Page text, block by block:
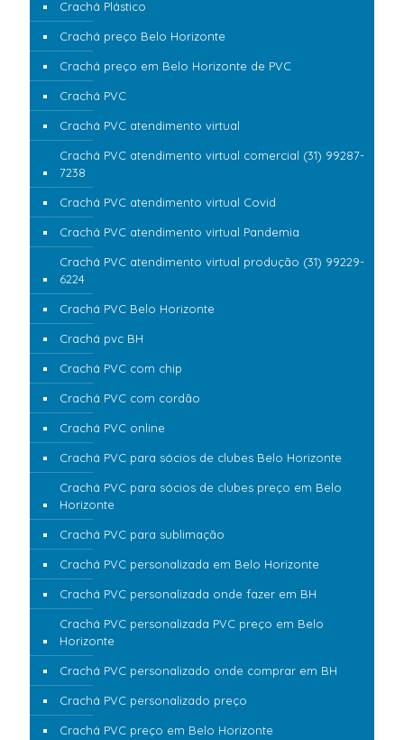
Crachá Plástico
Crachá preço Belo Horizonte
Crachá preço em Belo Horizonte de PVC
Crachá PVC
Crachá PVC atendimento virtual
Crachá PVC atendimento virtual comercial (31) 99287-
7238
Crachá PVC atendimento virtual Covid
Crachá PVC atendimento virtual Pandemia
Crachá PVC atendimento virtual produção (31) 99229-
6224
Crachá PVC Belo Horizonte
Crachá pvc BH
Crachá PVC com chip
Crachá PVC com cordão
Crachá PVC online
Crachá PVC para sócios de clubes Belo Horizonte
Crachá PVC para sócios de clubes preço em Belo
Horizonte
Crachá PVC para sublimação
Crachá PVC personalizada em Belo Horizonte
Crachá PVC personalizada onde fazer em BH
Crachá PVC personalizada PVC preço em Belo
Horizonte
Crachá PVC personalizado onde comprar em BH
Crachá PVC personalizado preço
Crachá PVC preço em Belo Horizonte